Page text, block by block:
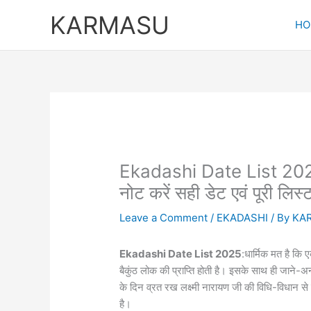
KARMASU
Ekadashi Date List
नोट करें सही डेट एवं पूरी
Leave a Comment / EKADASHI / By
Ekadashi Date List 2025:धार्मिक मत है कि
बैकुंठ लोक की प्राप्ति होती है। इसके साथ ही जाने-
के दिन व्रत रख लक्ष्मी नारायण जी की विधि-
है।